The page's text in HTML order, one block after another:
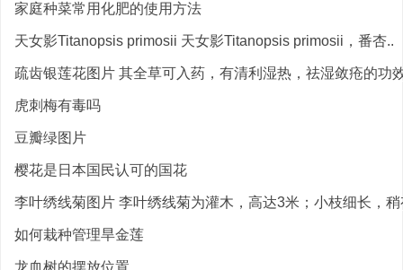
家庭种菜常用化肥的使用方法
天女影Titanopsis primosii 天女影Titanopsis primosii，番杏..
疏齿银莲花图片 其全草可入药，有清利湿热，祛湿敛疮的功
虎刺梅有毒吗
豆瓣绿图片
樱花是日本国民认可的国花
李叶绣线菊图片 李叶绣线菊为灌木，高达3米；小枝细长，稍
如何栽种管理旱金莲
龙血树的摆放位置